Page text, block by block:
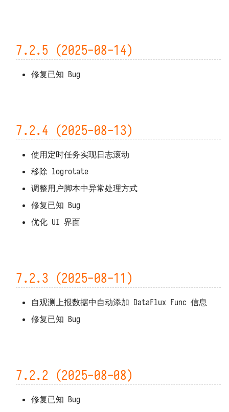
7.2.5 (2025-08-14)
修复已知 Bug
7.2.4 (2025-08-13)
使用定时任务实现日志滚动
移除 logrotate
调整用户脚本中异常处理方式
修复已知 Bug
优化 UI 界面
7.2.3 (2025-08-11)
自观测上报数据中自动添加 DataFlux Func 信息
修复已知 Bug
7.2.2 (2025-08-08)
修复已知 Bug